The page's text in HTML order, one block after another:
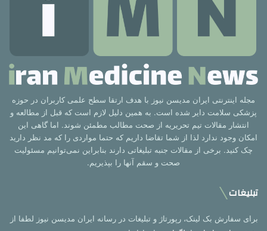
مجله اینترنتی ایران مدیسن نیوز با هدف ارتقا سطح علمی کاربران در حوزه
پزشکی سلامت دایر شده است. به همین دلیل لازم است که قبل از مطالعه و
انتشار مقالات تیم تحریریه از صحت مطالب مطمئن شوند. اما گاهی این
امکان وجود ندارد لذا از شما تقاضا داریم که حتما مواردی را که مد نظر دارید
چک کنید. برخی از مقالات جنبه تبلیغاتی دارند بنابراین نمی‌توانیم مسئولیت
صحت و سقم آنها را بپذیریم.
تبلیغات
برای سفارش بک لینک، رپورتاژ و تبلیغات در رسانه ایران مدیسن نیوز لطفا از